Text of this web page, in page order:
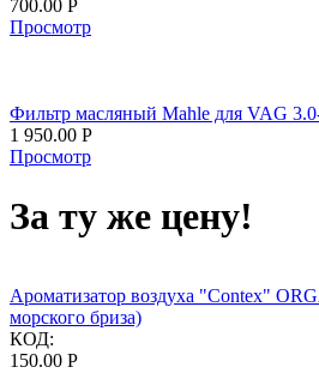
700.00 Р
Просмотр
Фильтр масляный Mahle для VAG
1 950.00 Р
Просмотр
За ту же цену!
Ароматизатор воздуха "Contex"
морского бриза)
КОД:
150.00 Р